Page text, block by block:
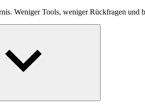
Weniger Tools, weniger Rückfragen